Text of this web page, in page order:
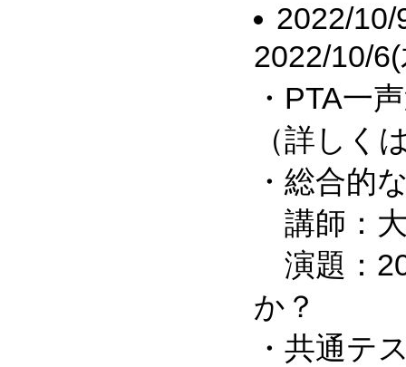
2022/10/
2022/10/
・PTA一
（詳しく
・総合的
講師：
演題：
か？
・共通テ